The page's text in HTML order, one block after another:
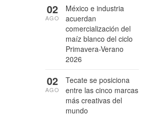
México e industria
acuerdan
comercialización del
maíz blanco del ciclo
Primavera-Verano
2026
02
AGO
Tecate se posiciona
entre las cinco marcas
más creativas del
mundo
02
AGO